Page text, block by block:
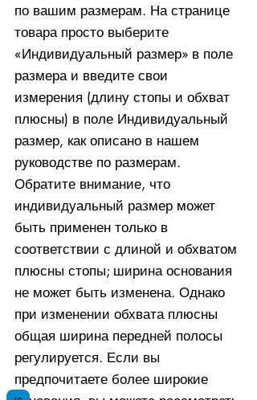
по вашим размерам. На странице
товара просто выберите
«Индивидуальный размер» в поле
размера и введите свои
измерения (длину стопы и обхват
плюсны) в поле Индивидуальный
размер, как описано в нашем
руководстве по размерам.
Обратите внимание, что
индивидуальный размер может
быть применен только в
соответствии с длиной и обхватом
плюсны стопы; ширина основания
не может быть изменена. Однако
при изменении обхвата плюсны
общая ширина передней полосы
регулируется. Если вы
предпочитаете более широкие